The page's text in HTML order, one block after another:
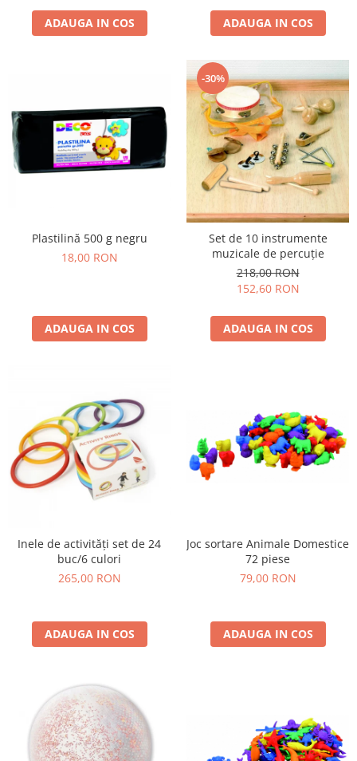
Jocuri matematice
Jucării de sortare
Echilibru
Jucarii de echilibru
Mingi terapeutice
Recunoasterea formelor
Diverse jucarii educative
Mobilier gradinita
Montessori
Spații de joacă
Educatie inovativa
Dezvoltare timpurie
Experimente
Jucării interactive
Lumina
Magnetism
Matematica
Pregătire pentru școală
Pregătirea scrierii de mână
ADAUGA IN COS ADAUGA IN COS
Plastilină 500 g negru
18,00 RON
ADAUGA IN COS
-30%
Set de 10 instrumente
muzicale de percuție
218,00 RON
152,60 RON
ADAUGA IN COS
Inele de activități set de 24
buc/6 culori
265,00 RON
ADAUGA IN COS
Joc sortare Animale Domestice
72 piese
79,00 RON
ADAUGA IN COS